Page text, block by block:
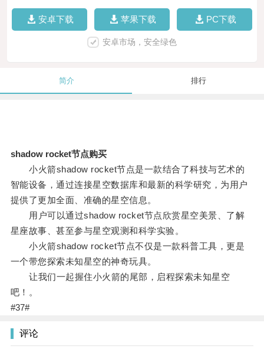
安卓下载 苹果下载 PC下载
安卓市场，安全绿色
简介 排行
shadow rocket节点购买
小火箭shadow rocket节点是一款结合了科技与艺术的
智能设备，通过连接星空数据库和最新的科学研究，为用户
提供了更加全面、准确的星空信息。
用户可以通过shadow rocket节点欣赏星空美景、了解
星座故事、甚至参与星空观测和科学实验。
小火箭shadow rocket节点不仅是一款科普工具，更是
一个带您探索未知星空的神奇玩具。
让我们一起握住小火箭的尾部，启程探索未知星空
吧！。
#37#
评论